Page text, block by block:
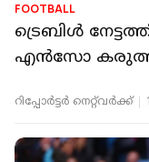
FOOTBALL
ട്രെബിള്‍
എന്‍സോ
റിപ്പോർട്ടർ നെറ്റ്‌വര്‍ക്ക്‌